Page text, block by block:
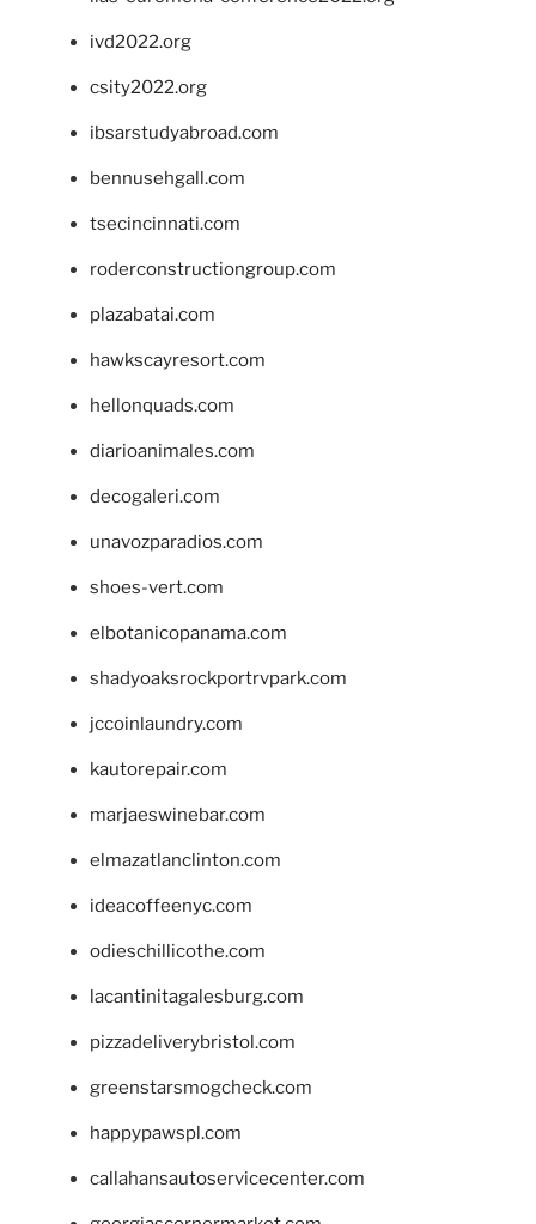
ivd2022.org
csity2022.org
ibsarstudyabroad.com
bennusehgall.com
tsecincinnati.com
roderconstructiongroup.com
plazabatai.com
hawkscayresort.com
hellonquads.com
diarioanimales.com
decogaleri.com
unavozparadios.com
shoes-vert.com
elbotanicopanama.com
shadyoaksrockportrvpark.com
jccoinlaundry.com
kautorepair.com
marjaeswinebar.com
elmazatlanclinton.com
ideacoffeenyc.com
odieschillicothe.com
lacantinitagalesburg.com
pizzadeliverybristol.com
greenstarsmogcheck.com
happypawspl.com
callahansautoservicecenter.com